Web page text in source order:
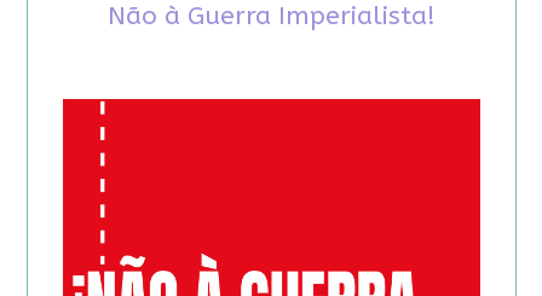
Não à Guerra Imperialista!